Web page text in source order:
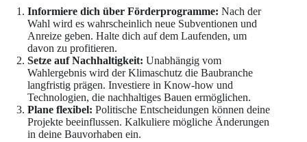
Informiere dich über Förderprogramme: Nach der
Wahl wird es wahrscheinlich neue Subventionen und
Anreize geben. Halte dich auf dem Laufenden, um
davon zu profitieren.
Setze auf Nachhaltigkeit: Unabhängig vom
Wahlergebnis wird der Klimaschutz die Baubranche
langfristig prägen. Investiere in Know-how und
Technologien, die nachhaltiges Bauen ermöglichen.
Plane flexibel: Politische Entscheidungen können deine
Projekte beeinflussen. Kalkuliere mögliche Änderungen
in deine Bauvorhaben ein.